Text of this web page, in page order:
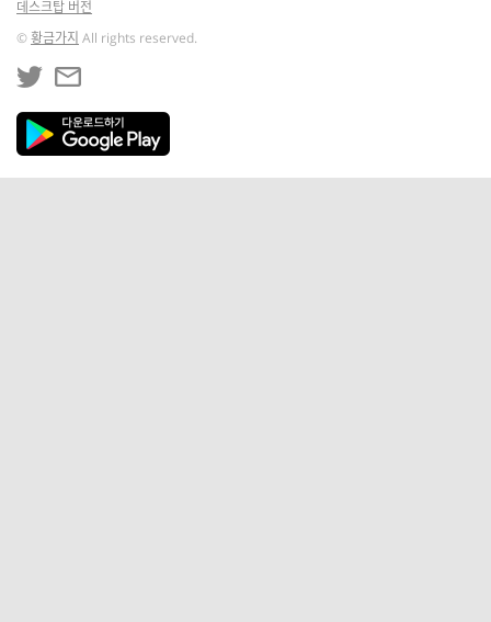
데스크탑 버전
©황금가지 All rights reserved.